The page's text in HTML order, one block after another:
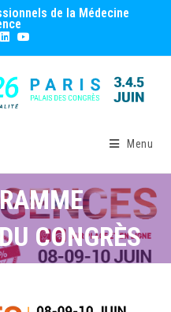
de la Médecine
Menu
CONGRÈS